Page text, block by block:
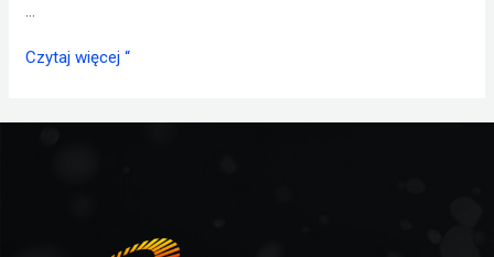
...
Czytaj więcej “